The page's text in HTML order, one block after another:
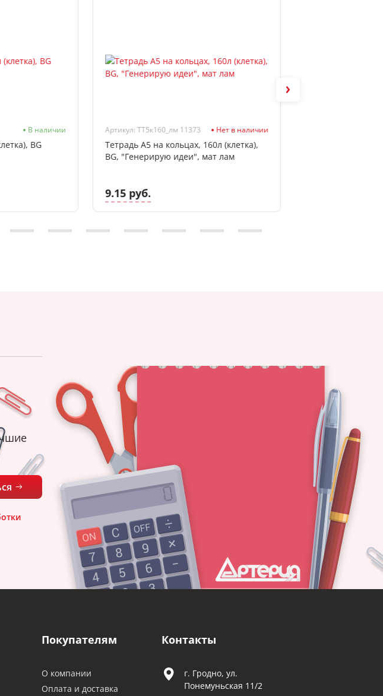
В наличии
BG
Артикул: ТТ5к160_лм 11373 Нет в наличии
Тетрадь А5 на кольцах, 160л (клетка),
BG, "Генерирую идеи", мат лам
9.15 руб.
Покупателям
О компании
Оплата и доставка
Контакты
г. Гродно, ул.
Понемуньская 11/2